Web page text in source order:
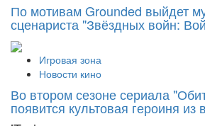
По мотивам Grounded выйдет
сценариста "Звёздных войн:
Игровая зона
Новости кино
Во втором сезоне сериала
появится культовая героиня из